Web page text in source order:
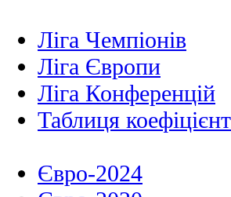
Ліга Чемпіонів
Ліга Європи
Ліга Конференцій
Таблиця
Євро-2024